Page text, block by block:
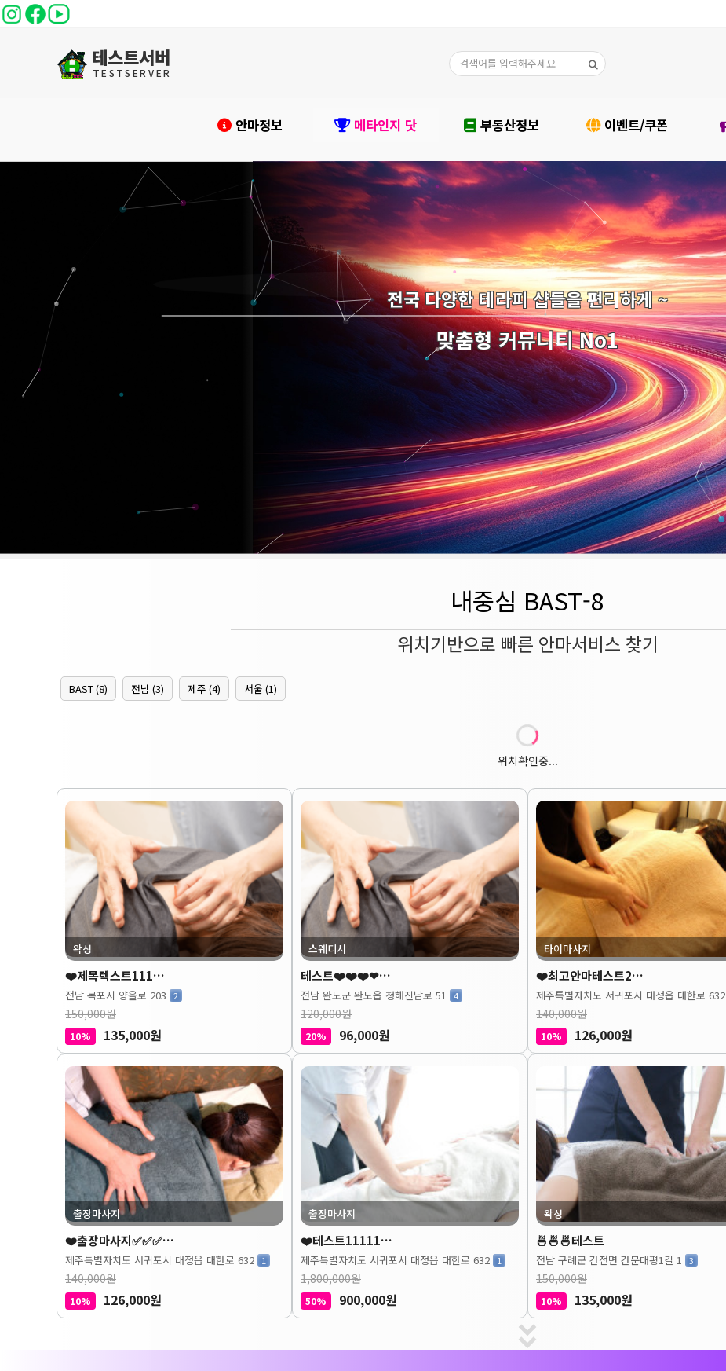
테스트서버
TE S TS ER V ER
안마정보 메타인지 닷 부동산정보 이벤트/쿠폰
전국 다양한 테라피 샵들을 편리하게 ~
맞춤형 커뮤니티 No1
내중심 BAST-8
위치기반으로 빠른 안마서비스 찾기
BAST (8) 전남 (3) 제주 (4) 서울 (1)
위치확인중...
왁싱
❤️제목텍스트111…
전남 목포시 양을로 203 2
150,000원
10% 135,000원
스웨디시
테스트❤️❤️❤️❤…
전남 완도군 완도읍 청해진남로 51 4
120,000원
20% 96,000원
타이마사지
❤️최고안마테스트2…
제주특별자치도 서귀포시 대정읍 대한로 632
140,000원
10% 126,000원
출장마사지
❤️출장마사지✅✅✅…
제주특별자치도 서귀포시 대정읍 대한로 632 1
140,000원
10% 126,000원
출장마사지
❤️테스트11111…
제주특별자치도 서귀포시 대정읍 대한로 632 1
1,800,000원
50% 900,000원
왁싱
🍜🍜🍜테스트
전남 구례군 간전면 간문대평1길 1 3
150,000원
10% 135,000원